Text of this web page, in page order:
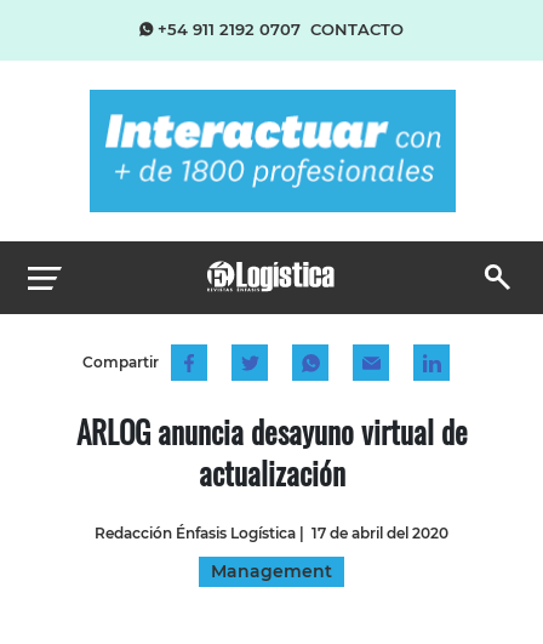
+54 911 2192 0707 CONTACTO
Compartir
ARLOG anuncia desayuno virtual de
actualización
Redacción Énfasis Logística | 17 de abril del 2020
Management